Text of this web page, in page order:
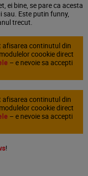
ei bine, se pare ca acesta
sau. Este putin funny,
trecut.
afisarea continutul din
coookie direct
– e nevoie sa accepti
afisarea continutul din
coookie direct
– e nevoie sa accepti
!